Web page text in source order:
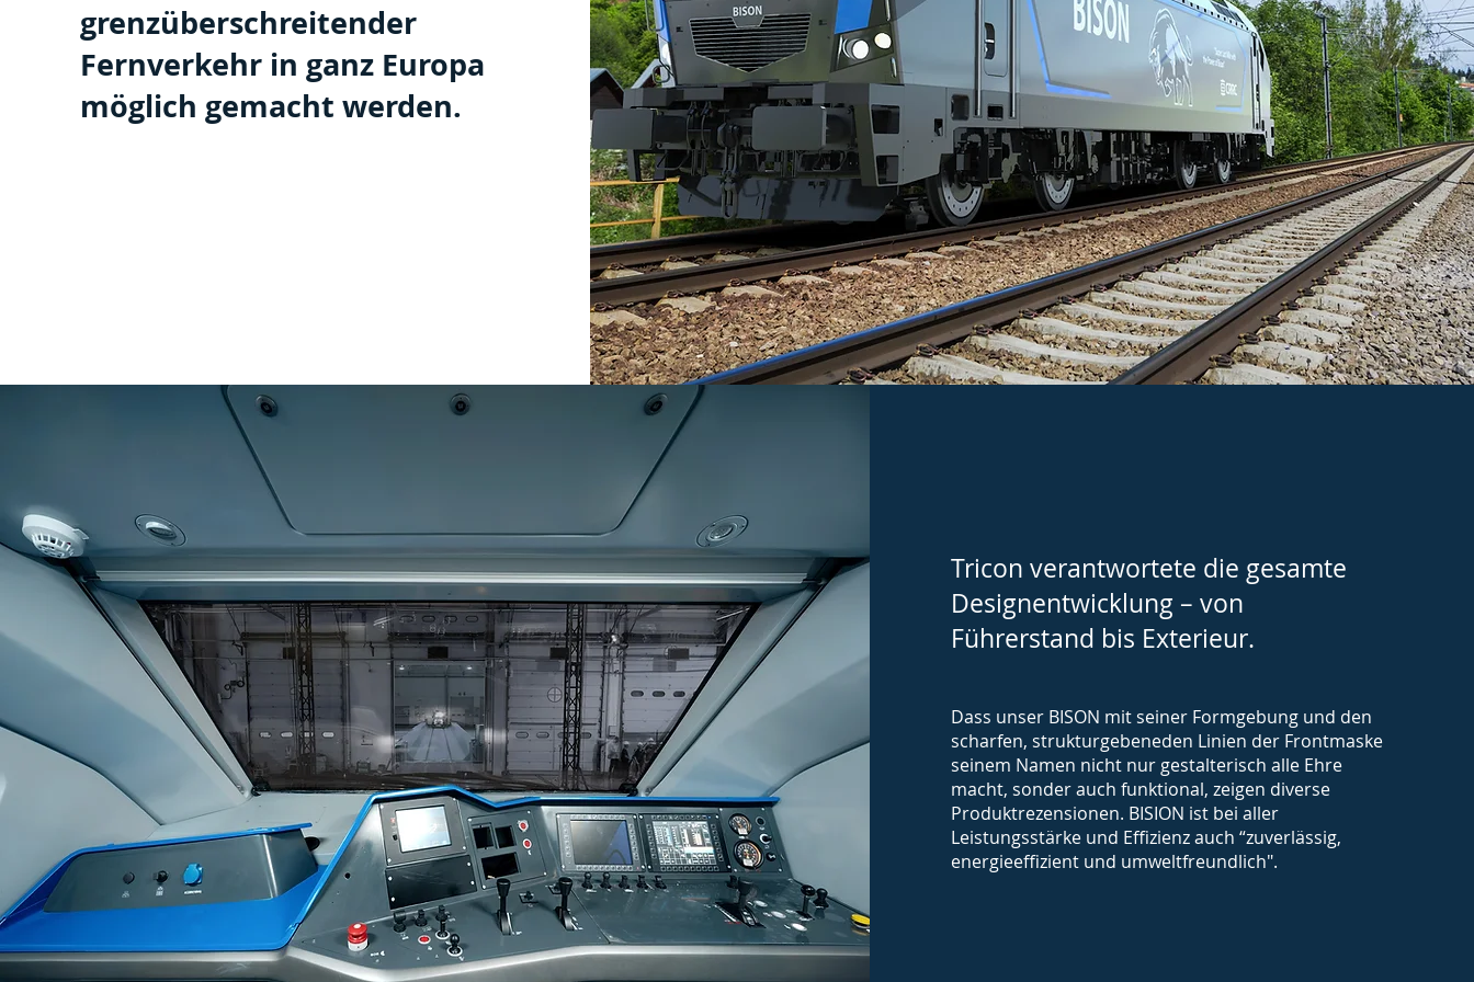
grenzüberschreitender
Fernverkehr in ganz Europa
möglich gemacht werden.
Tricon verantwortete die gesamte
Designentwicklung – von
Führerstand bis Exterieur.
Dass unser BISON mit seiner Formgebung und den
scharfen, strukturgebeneden Linien der Frontmaske
seinem Namen nicht nur gestalterisch alle Ehre
macht, sonder auch funktional, zeigen diverse
Produktrezensionen. BISION ist bei aller
Leistungsstärke und Effizienz auch “zuverlässig,
energieeffizient und umweltfreundlich".